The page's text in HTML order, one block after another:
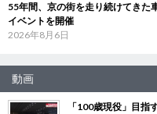
55年間、京の街を走り続けてき
イベントを開催
2026年8月6日
動画
「100歳現役」目